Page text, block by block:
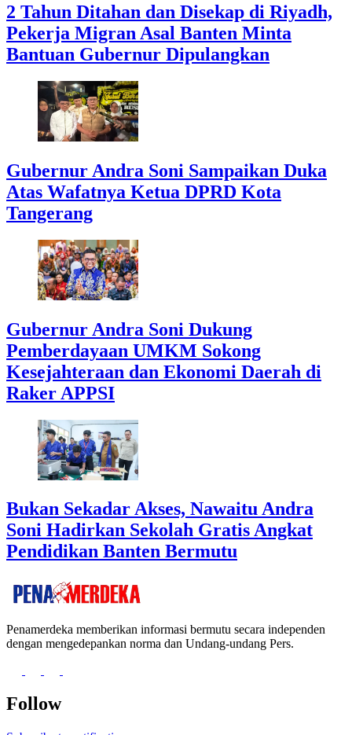
2 Tahun Ditahan dan Disekap di Riyadh,
Pekerja Migran Asal Banten Minta
Bantuan Gubernur Dipulangkan
Gubernur Andra Soni Sampaikan Duka
Atas Wafatnya Ketua DPRD Kota
Tangerang
Gubernur Andra Soni Dukung
Pemberdayaan UMKM Sokong
Kesejahteraan dan Ekonomi Daerah di
Raker APPSI
Bukan Sekadar Akses, Nawaitu Andra
Soni Hadirkan Sekolah Gratis Angkat
Pendidikan Banten Bermutu
Penamerdeka memberikan informasi bermutu secara independen
dengan mengedepankan norma dan Undang-undang Pers.
Follow